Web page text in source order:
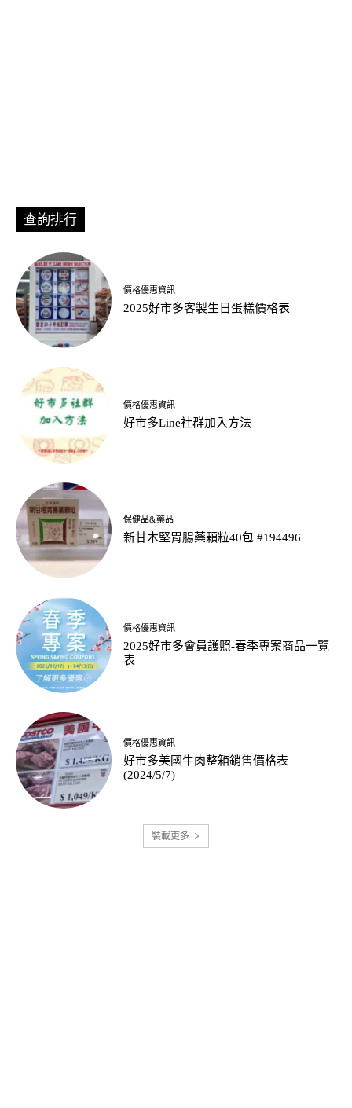
查詢排行
價格優惠資訊
2025好市多客製生日蛋糕價格表
價格優惠資訊
好市多Line社群加入方法
保健品&藥品
新甘木堅胃腸藥顆粒40包 #194496
價格優惠資訊
2025好市多會員護照-春季專案商品一覽
表
價格優惠資訊
好市多美國牛肉整箱銷售價格表
(2024/5/7)
裝載更多